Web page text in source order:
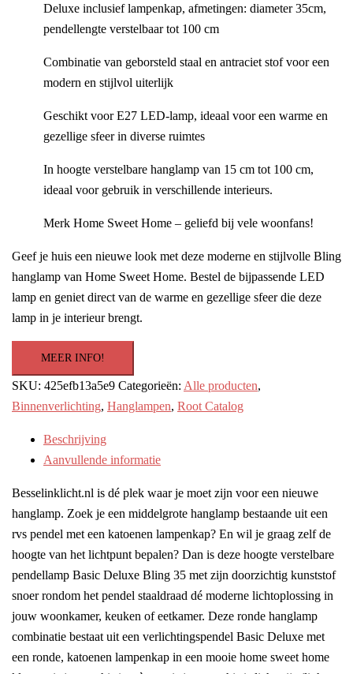
Deluxe inclusief lampenkap, afmetingen: diameter 35cm,
pendellengte verstelbaar tot 100 cm
Combinatie van geborsteld staal en antraciet stof voor een
modern en stijlvol uiterlijk
Geschikt voor E27 LED-lamp, ideaal voor een warme en
gezellige sfeer in diverse ruimtes
In hoogte verstelbare hanglamp van 15 cm tot 100 cm,
ideaal voor gebruik in verschillende interieurs.
Merk Home Sweet Home – geliefd bij vele woonfans!
Geef je huis een nieuwe look met deze moderne en stijlvolle Bling
hanglamp van Home Sweet Home. Bestel de bijpassende LED
lamp en geniet direct van de warme en gezellige sfeer die deze
lamp in je interieur brengt.
MEER INFO!
SKU: 425efb13a5e9 Categorieën: Alle producten,
Binnenverlichting, Hanglampen, Root Catalog
Beschrijving
Aanvullende informatie
Besselinklicht.nl is dé plek waar je moet zijn voor een nieuwe
hanglamp. Zoek je een middelgrote hanglamp bestaande uit een
rvs pendel met een katoenen lampenkap? En wil je graag zelf de
hoogte van het lichtpunt bepalen? Dan is deze hoogte verstelbare
pendellamp Basic Deluxe Bling 35 met zijn doorzichtig kunststof
snoer rondom het pendel staaldraad dé moderne lichtoplossing in
jouw woonkamer, keuken of eetkamer. Deze ronde hanglamp
combinatie bestaat uit een verlichtingspendel Basic Deluxe met
een ronde, katoenen lampenkap in een mooie home sweet home